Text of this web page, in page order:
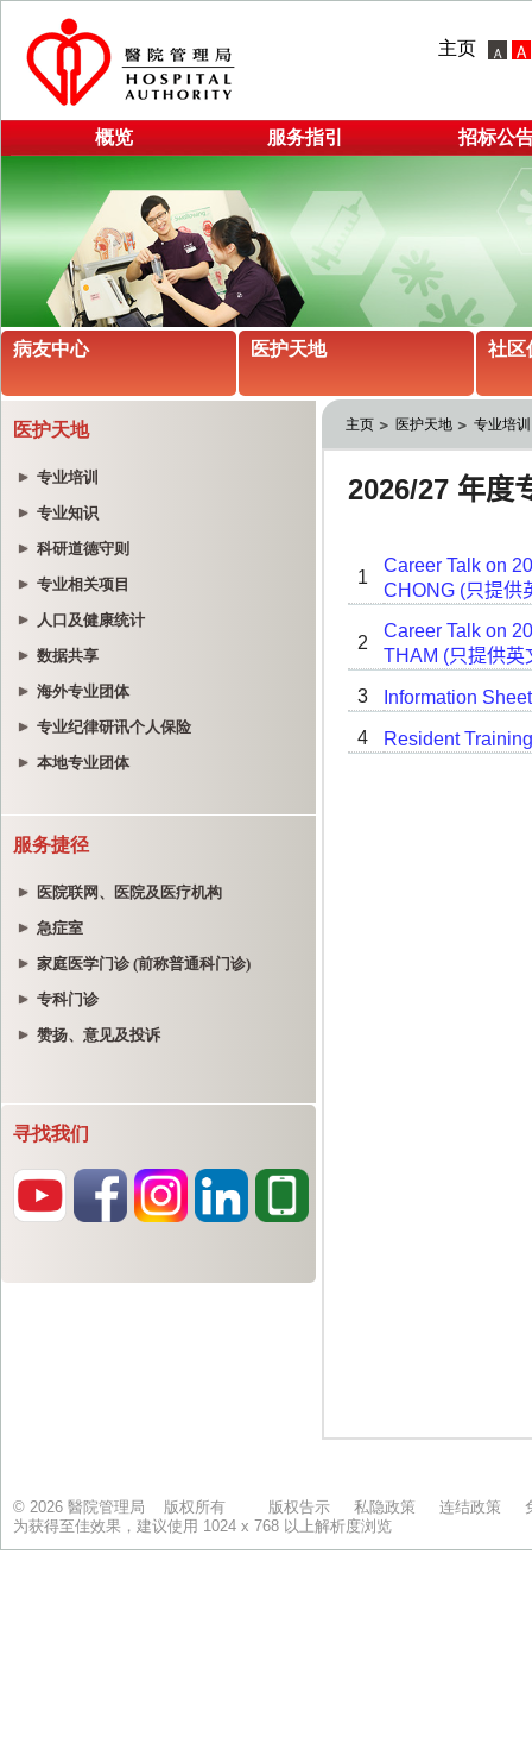
主页
概览 服务指引 招标公
病友中心 医护天地 社区
医护天地
专业培训
专业知识
科研道德守则
专业相关项目
人口及健康统计
数据共享
海外专业团体
专业纪律研讯个人保险
本地专业团体
服务捷径
医院联网、医院及医疗机构
急症室
家庭医学门诊 (前称普通科门诊)
专科门诊
赞扬、意见及投诉
寻找我们
主页 医护天地 专业培训
© 2026 醫院管理局 版权所有 版权告示 私隐政策 连结政策
为获得至佳效果，建议使用 1024 x 768 以上解析度浏览